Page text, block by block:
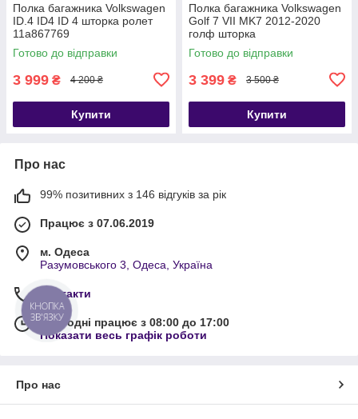
Полка багажника Volkswagen
ID.4 ID4 ID 4 шторка ролет
11a867769
Готово до відправки
3 999 ₴ 4 200 ₴
Купити
Полка багажника Volkswagen
Golf 7 VII MK7 2012-2020
голф шторка
Готово до відправки
3 399 ₴ 3 500 ₴
Купити
Про нас
99% позитивних з 146 відгуків за рік
Працює з 07.06.2019
м. Одеса
Разумовського 3, Одеса, Україна
Контакти
Сьогодні працює з 08:00 до 17:00
Показати весь графік роботи
Про нас
КНОПКА
ЗВ'ЯЗКУ